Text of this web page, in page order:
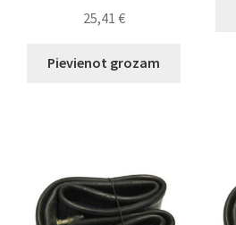
25,41 €
Pievienot grozam